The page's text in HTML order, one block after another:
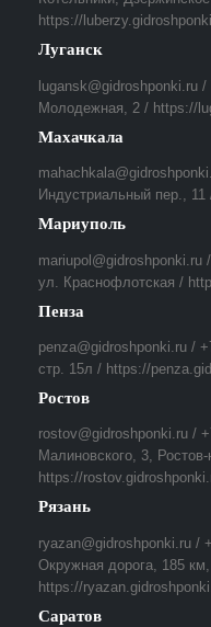
https://
Луганск
lugansk@gidroshponki.ru
Молодежная, 2 / https://
Махачкала
Индустриальный пер.,
Мариуполь
mariupol@gidroshponki.ru
ул. Краснофлотская /
Пенза
penza@gidroshponki.ru /
стр. 15л / https://
Ростов
rostov@gidroshponki.ru /
Малиновского, 3,
https://
Рязань
ryazan@gidroshponki.ru /
Окружная дорога, 185
https://
Саратов